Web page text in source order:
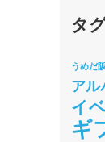
タ
うめだ
アル
イ
ギ